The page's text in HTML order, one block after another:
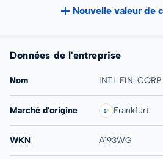
Nouvelle valeur de
Données de l'entreprise
Nom INTL FIN.
Marché d'origine Frankfurt
WKN A193WG